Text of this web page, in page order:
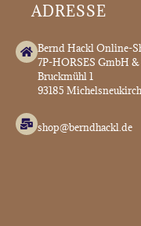
ADRESSE
Bernd Hackl Online-
7P-HORSES GmbH &
Bruckmühl 1
93185
shop@berndhackl.de